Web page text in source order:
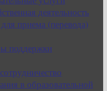
деятельность
приема (перевода)
поддержки
в образовательной